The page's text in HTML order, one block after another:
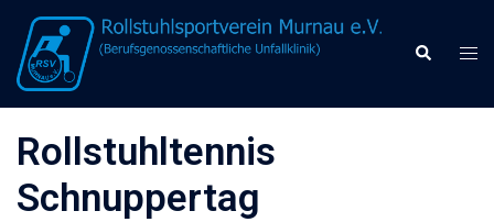
Inhalt
springen
Suche
Rollstuhltennis
Schnuppertag